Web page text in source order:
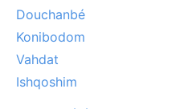
Douchanbé
Konibodom
Vahdat
Ishqoshim